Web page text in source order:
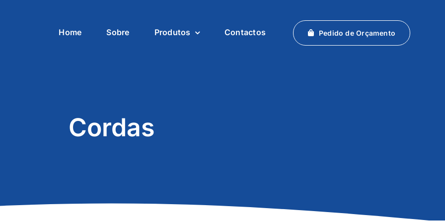
Home Sobre Produtos Contactos Pedido de Orçamento
Cordas